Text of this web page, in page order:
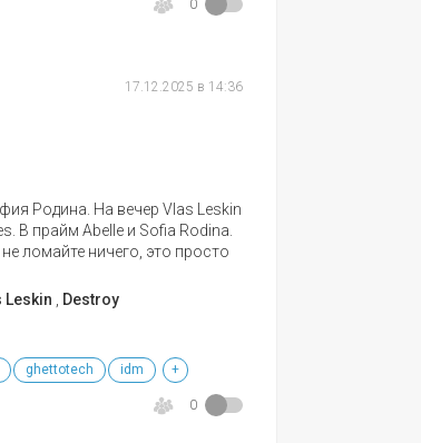
0
17.12.2025 в 14:36
Родина. На вечер Vlas Leskin
В прайм Abelle и Sofia Rodina.
ломайте ничего, это просто
Leskin , Destroy
ghettotech idm +
0